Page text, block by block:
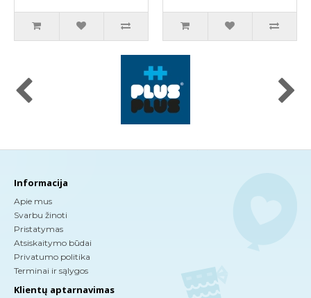
Informacija
Apie mus
Svarbu žinoti
Pristatymas
Atsiskaitymo būdai
Privatumo politika
Terminai ir sąlygos
Klientų aptarnavimas